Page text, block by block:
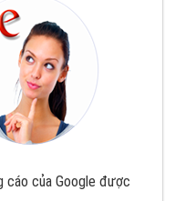
cáo của Google được